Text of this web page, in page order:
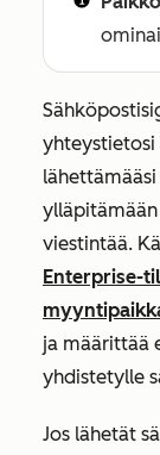
yhteystietosi
viestintää.
Enterprise-
ja määrittää
yhdistetylle
Jos lähetät